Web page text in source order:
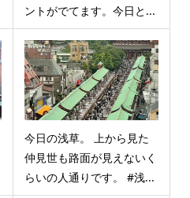
ントがでてます。今日と...
今日の浅草。 上から見た
仲見世も路面が見えないく
らいの人通りです。 #浅...